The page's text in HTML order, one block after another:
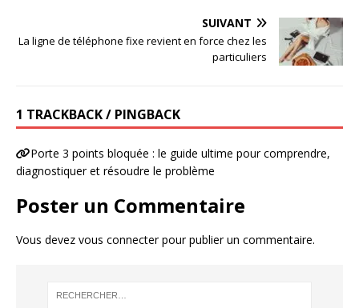
SUIVANT
La ligne de téléphone fixe revient en force chez les
particuliers
1 TRACKBACK / PINGBACK
Porte 3 points bloquée : le guide ultime pour comprendre,
diagnostiquer et résoudre le problème
Poster un Commentaire
Vous devez vous connecterpour publier un commentaire.